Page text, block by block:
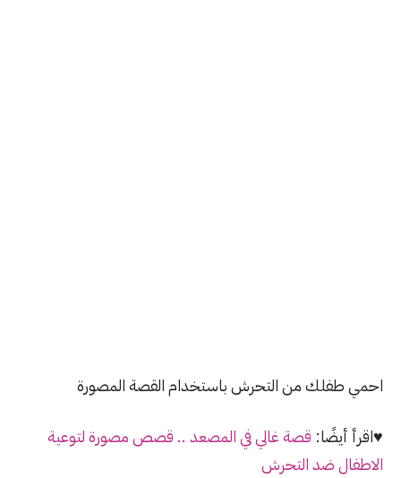
احمي طفلك من التحرش باستخدام القصة المصورة
♥اقرأ أيضًا: قصة غالي في المصعد .. قصص مصورة لتوعية
الاطفال ضد التحرش